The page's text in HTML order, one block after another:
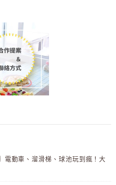
電動車、溜滑梯、球池玩到瘋！大